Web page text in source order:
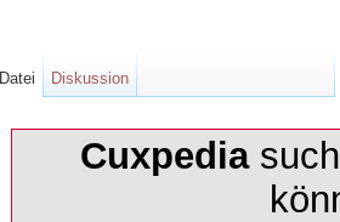
Cuxpedia
Datei Diskussion